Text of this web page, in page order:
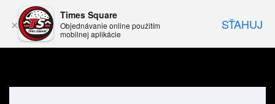
×
Times Square
Objednávanie online použitím
mobilnej aplikácie
SŤAHUJ